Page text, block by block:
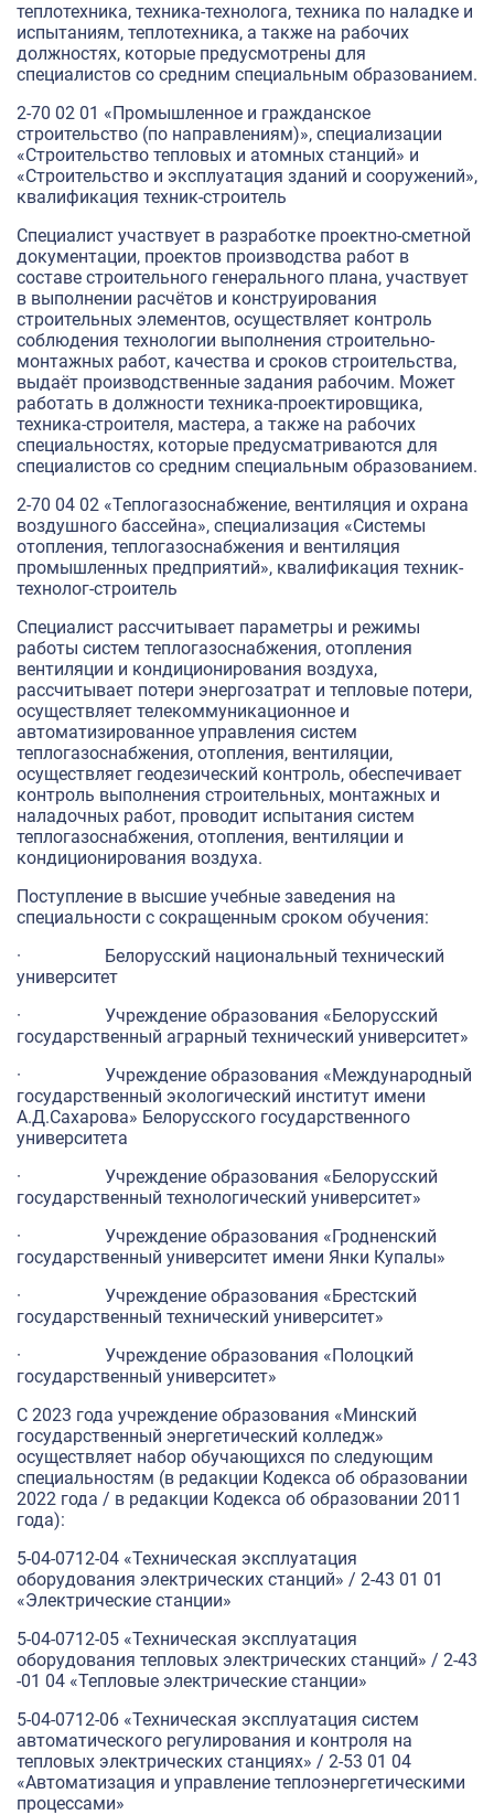
теплотехника, техника-технолога, техника по наладке и
испытаниям, теплотехника, а также на рабочих
должностях, которые предусмотрены для
специалистов со средним специальным образованием.
2-70 02 01 «Промышленное и гражданское
строительство (по направлениям)», специализации
«Строительство тепловых и атомных станций» и
«Строительство и эксплуатация зданий и сооружений»,
квалификация техник-строитель
Специалист участвует в разработке проектно-сметной
документации, проектов производства работ в
составе строительного генерального плана, участвует
в выполнении расчётов и конструирования
строительных элементов, осуществляет контроль
соблюдения технологии выполнения строительно-
монтажных работ, качества и сроков строительства,
выдаёт производственные задания рабочим. Может
работать в должности техника-проектировщика,
техника-строителя, мастера, а также на рабочих
специальностях, которые предусматриваются для
специалистов со средним специальным образованием.
2-70 04 02 «Теплогазоснабжение, вентиляция и охрана
воздушного бассейна», специализация «Системы
отопления, теплогазоснабжения и вентиляция
промышленных предприятий», квалификация техник-
технолог-строитель
Специалист рассчитывает параметры и режимы
работы систем теплогазоснабжения, отопления
вентиляции и кондиционирования воздуха,
рассчитывает потери энергозатрат и тепловые потери,
осуществляет телекоммуникационное и
автоматизированное управления систем
теплогазоснабжения, отопления, вентиляции,
осуществляет геодезический контроль, обеспечивает
контроль выполнения строительных, монтажных и
наладочных работ, проводит испытания систем
теплогазоснабжения, отопления, вентиляции и
кондиционирования воздуха.
Поступление в высшие учебные заведения на
специальности с сокращенным сроком обучения:
· Белорусский национальный технический
университет
· Учреждение образования «Белорусский
государственный аграрный технический университет»
· Учреждение образования «Международный
государственный экологический институт имени
А.Д.Сахарова» Белорусского государственного
университета
· Учреждение образования «Белорусский
государственный технологический университет»
· Учреждение образования «Гродненский
государственный университет имени Янки Купалы»
· Учреждение образования «Брестский
государственный технический университет»
· Учреждение образования «Полоцкий
государственный университет»
С 2023 года учреждение образования «Минский
государственный энергетический колледж»
осуществляет набор обучающихся по следующим
специальностям (в редакции Кодекса об образовании
2022 года / в редакции Кодекса об образовании 2011
года):
5-04-0712-04 «Техническая эксплуатация
оборудования электрических станций» / 2-43 01 01
«Электрические станции»
5-04-0712-05 «Техническая эксплуатация
оборудования тепловых электрических станций» / 2-43
-01 04 «Тепловые электрические станции»
5-04-0712-06 «Техническая эксплуатация систем
автоматического регулирования и контроля на
тепловых электрических станциях» / 2-53 01 04
«Автоматизация и управление теплоэнергетическими
процессами»